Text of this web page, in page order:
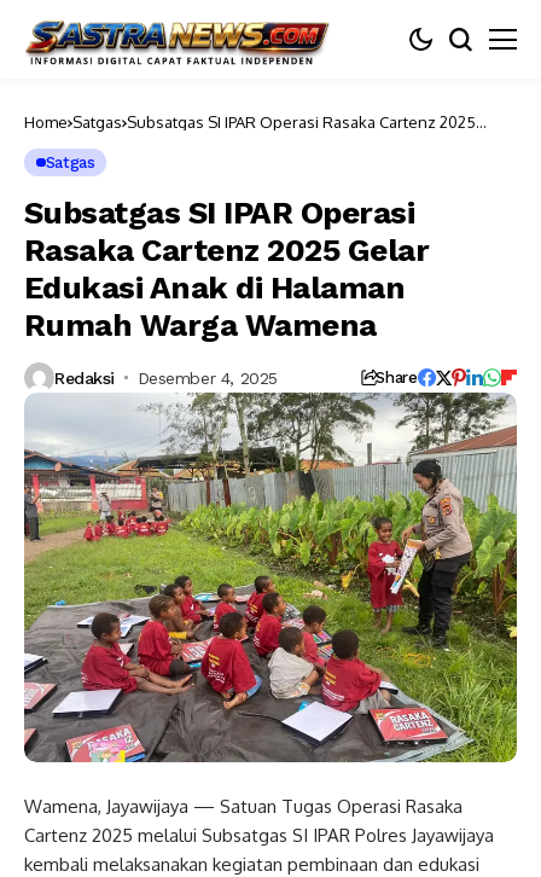
Home Satgas Subsatgas SI IPAR Operasi Rasaka Cartenz 2025
Satgas
Subsatgas SI IPAR Operasi
Rasaka Cartenz 2025 Gelar
Edukasi Anak di Halaman
Rumah Warga Wamena
Redaksi Desember 4, 2025 Share
Wamena, Jayawijaya — Satuan Tugas Operasi Rasaka
Cartenz 2025 melalui Subsatgas SI IPAR Polres Jayawijaya
kembali melaksanakan kegiatan pembinaan dan edukasi